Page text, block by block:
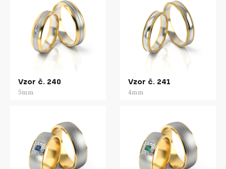
Vzor č. 240
5mm
Vzor č. 241
4mm